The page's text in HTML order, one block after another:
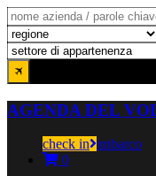
AGENDA DEL
check in imbarco
0